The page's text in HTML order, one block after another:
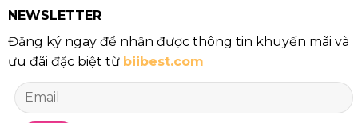
NEWSLETTER
Đăng ký ngay để nhận được thông tin khuyến mãi và
ưu đãi đặc biệt từ biibest.com